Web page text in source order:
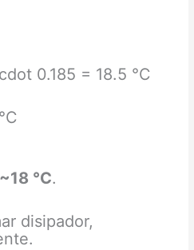
0.185 = 18.5 °C
~18 °C.
disipador,